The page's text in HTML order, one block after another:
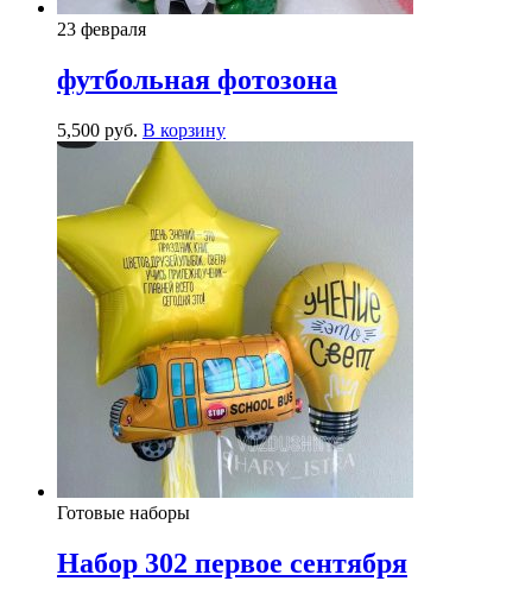
23 февраля
футбольная фотозона
5,500 руб. В корзину
Готовые наборы
Набор 302 первое сентября